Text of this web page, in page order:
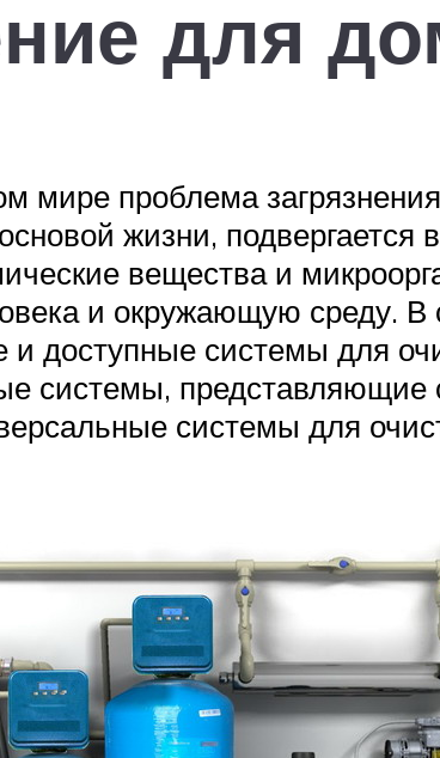
для
мире проблема
жизни, подвергается
вещества и
и окружающую среду. В
доступные системы для
системы, представляющие
системы для